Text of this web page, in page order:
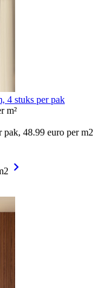
4 stuks per pak
m²
48.99 euro per m2